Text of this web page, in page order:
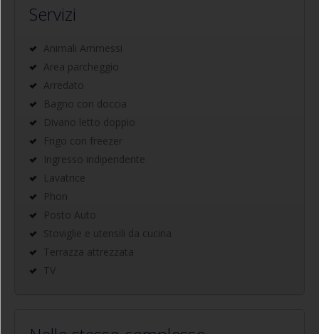
Servizi
Animali Ammessi
Area parcheggio
Arredato
Bagno con doccia
Divano letto doppio
Frigo con freezer
Ingresso indipendente
Lavatrice
Phon
Posto Auto
Stoviglie e utensili da cucina
Terrazza attrezzata
TV